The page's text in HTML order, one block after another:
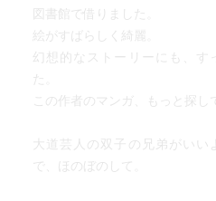
図書館で借りました。
絵がすばらしく綺麗。
幻想的なストーリーにも、す
た。
この作者のマンガ、もっと探し
大道芸人の双子の兄弟がいい
で、ほのぼのして。